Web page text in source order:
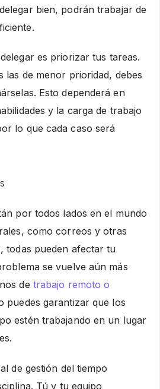
bien, podrán trabajar de
es priorizar tus tareas.
las de menor prioridad, debes
Esto dependerá en
y la carga de trabajo
lo que cada caso será
por todos lados en el mundo
como correos y otras
todas pueden afectar tu
se vuelve aún más
de trabajo remoto o
puedes garantizar que los
estén trabajando en un lugar
de gestión del tiempo
Tú y tu equipo